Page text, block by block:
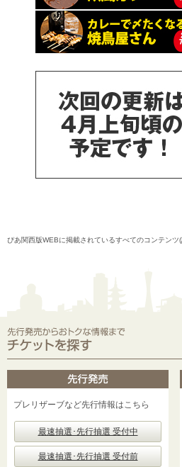
ぴあ関西版WEBに掲載されているすべてのコンテン
プレリザーブなど先行情報はこちら
最速抽選･先行抽選 受付中
最速抽選･先行抽選 受付前